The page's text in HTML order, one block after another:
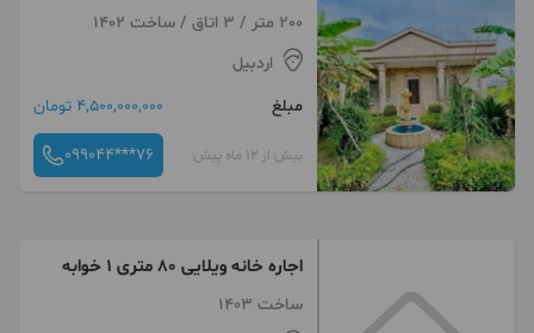
امن و برند
200 متر / 3 اتاق / ساخت 1402
اردبیل
مبلغ
4,500,000,000 تومان
بیش از 12 ماه پیش 099044***76
اجاره خانه ویلایی ۸۰ متری ۱ خوابه
ساخت 1403